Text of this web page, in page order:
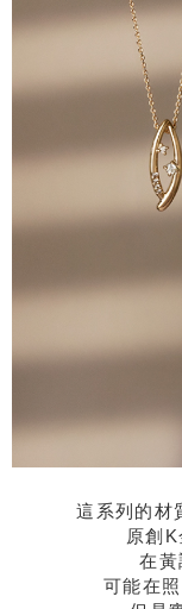
這系列的材
原創
在黃
可能在